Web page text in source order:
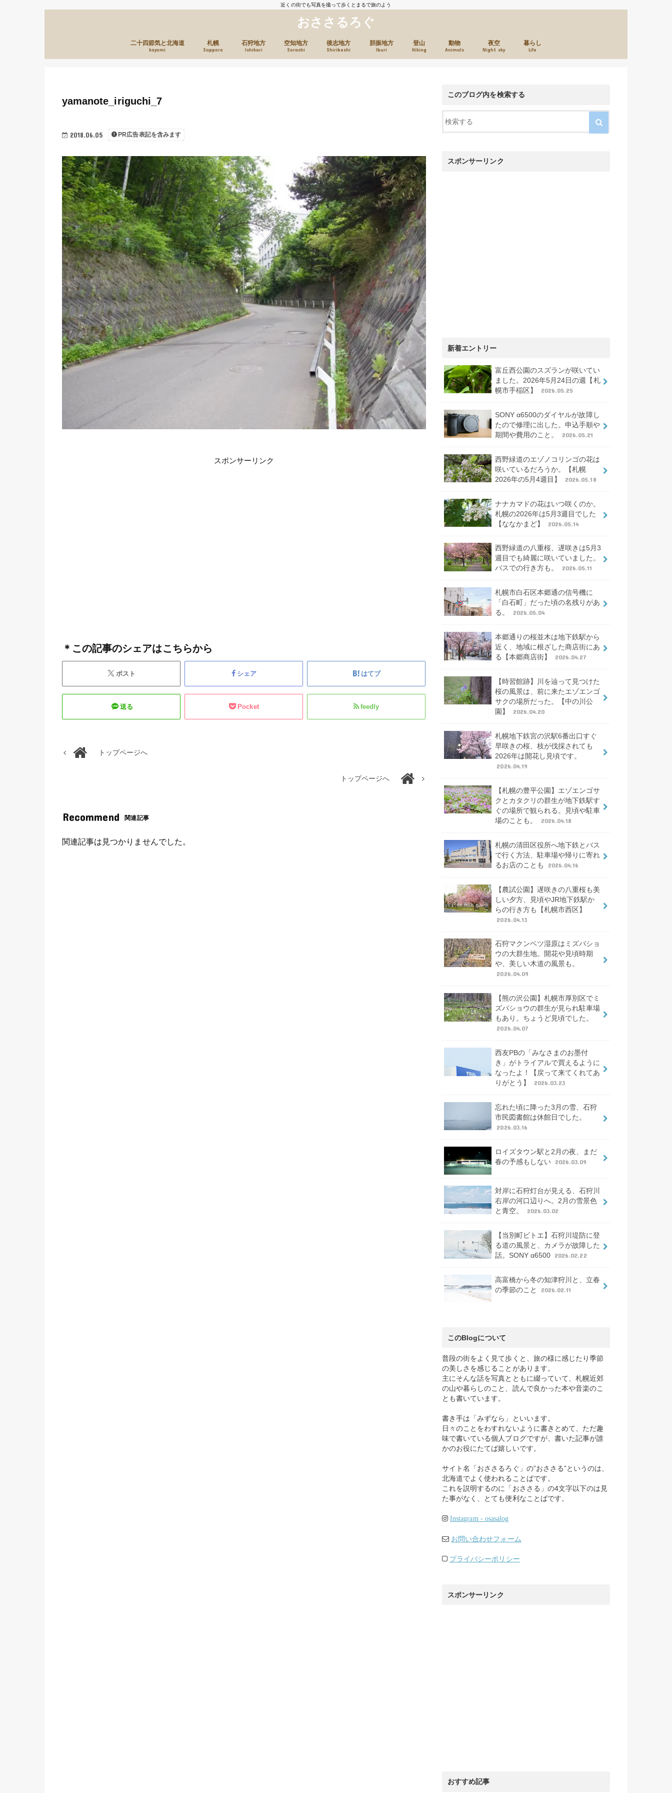
近くの街でも写真を撮って歩くとまるで旅のよう
おささるろぐ
二十四節気と北海道
koyomi
札幌
Sapporo
石狩地方
Ishikari
空知地方
Sorachi
後志地方
Shiribeshi
胆振地方
Iburi
登山
Hiking
動物
Animals
夜空
Night sky
暮らし
Life
2018.06.05 PR広告表記を含みます
yamanote_iriguchi_7
スポンサーリンク
＊この記事のシェアはこちらから
ポスト シェア はてブ
送る Pocket feedly
トップページへ
トップページへ
Recommend 関連記事
関連記事は見つかりませんでした。
このブログ内を検索する
スポンサーリンク
新着エントリー
富丘西公園のスズランが咲いてい
ました。2026年5月24日の週【札
幌市手稲区】
2026.05.25
SONY α6500のダイヤルが故障し
たので修理に出した。申込手順や
期間や費用のこと。
2026.05.21
西野緑道のエゾノコリンゴの花は
咲いているだろうか。【札幌
2026年の5月4週目】
2026.05.18
ナナカマドの花はいつ咲くのか。
札幌の2026年は5月3週目でした
【ななかまど】
2026.05.14
西野緑道の八重桜、遅咲きは5月3
週目でも綺麗に咲いていました。
バスでの行き方も。
2026.05.11
札幌市白石区本郷通の信号機に
「白石町」だった頃の名残りがあ
る。
2026.05.04
本郷通りの桜並木は地下鉄駅から
近く、地域に根ざした商店街にあ
る【本郷商店街】
2026.04.27
【時習館跡】川を辿って見つけた
桜の風景は、前に来たエゾエンゴ
サクの場所だった。【中の川公
園】
2026.04.20
札幌地下鉄宮の沢駅6番出口すぐ
早咲きの桜、枝が伐採されても
2026年は開花し見頃です。
2026.04.19
【札幌の豊平公園】エゾエンゴサ
クとカタクリの群生が地下鉄駅す
ぐの場所で観られる。見頃や駐車
場のことも。
2026.04.18
札幌の清田区役所へ地下鉄とバス
で行く方法、駐車場や帰りに寄れ
るお店のことも
2026.04.16
【農試公園】遅咲きの八重桜も美
しい夕方、見頃やJR地下鉄駅か
らの行き方も【札幌市西区】
2026.04.13
石狩マクンベツ湿原はミズバショ
ウの大群生地。開花や見頃時期
や、美しい木道の風景も。
2026.04.09
【熊の沢公園】札幌市厚別区でミ
ズバショウの群生が見られ駐車場
もあり。ちょうど見頃でした。
2026.04.07
西友PBの「みなさまのお墨付
き」がトライアルで買えるように
なったよ！【戻って来てくれてあ
りがとう】
2026.03.23
忘れた頃に降った3月の雪、石狩
市民図書館は休館日でした。
2026.03.16
ロイズタウン駅と2月の夜、まだ
春の予感もしない 2026.03.09
対岸に石狩灯台が見える、石狩川
右岸の河口辺りへ。2月の雪景色
と青空。
2026.03.02
【当別町ビトエ】石狩川堤防に登
る道の風景と、カメラが故障した
話。SONY α6500 2026.02.22
高富橋から冬の知津狩川と、立春
の季節のこと
2026.02.11
このBlogについて
普段の街をよく見て歩くと、旅の様に感じたり季節
の美しさを感じることがあります。
主にそんな話を写真とともに綴っていて、札幌近郊
の山や暮らしのこと、読んで良かった本や音楽のこ
とも書いています。
書き手は「みずなら」といいます。
日々のことをわすれないように書きとめて、ただ趣
味で書いている個人ブログですが、書いた記事が誰
かのお役にたてば嬉しいです。
サイト名「おささるろぐ」の”おささる”というのは、
北海道でよく使われることばです。
これを説明するのに「おささる」の4文字以下のは見
た事がなく、とても便利なことばです。
Instagram - osasalog
お問い合わせフォーム
プライバシーポリシー
スポンサーリンク
おすすめ記事